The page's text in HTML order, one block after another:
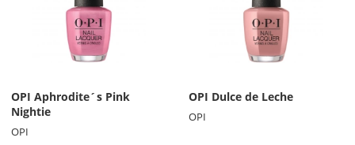
OPI Aphrodite´s Pink
Nightie
OPI
OPI Dulce de Leche
OPI